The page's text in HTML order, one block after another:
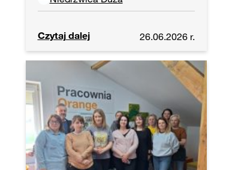
Czytaj dalej 26.06.2026 r.